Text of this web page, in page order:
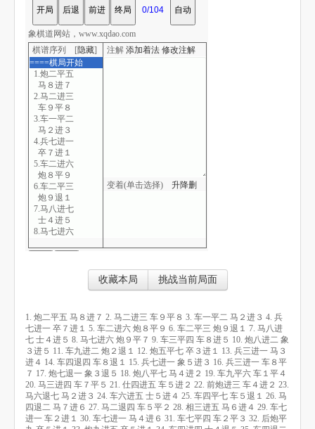
棋谱序列 [隐藏]
====棋局开始
1.炮二平五
马８进７
2.马二进三
车９平８
3.车一平二
马２进３
4.兵七进一
卒７进１
5.车二进六
炮８平９
6.车二平三
炮９退１
7.马八进七
士４进５
8.马七进六
9.车三平四
12.炮五平七
卒３进１
13.兵三进一
马３进４
14.车四退四
车８退１
15.兵七进一
象５进３
16.兵三进一
车８平７
注解 添加着法 修改注解
变着(单击选择) 升降删
象棋道网站，www.xqdao.com
收藏本局 挑战当前局面
1. 炮二平五 马８进７ 2. 马二进三 车９平８ 3. 车一平二 马２进３ 4. 兵
七进一 卒７进１ 5. 车二进六 炮８平９ 6. 车二平三 炮９退１ 7. 马八进
七 士４进５ 8. 马七进六 炮９平７ 9. 车三平四 车８进５ 10. 炮八进二 象
３进５ 11. 车九进二 炮２退１ 12. 炮五平七 卒３进１ 13. 兵三进一 马３
进４ 14. 车四退四 车８退１ 15. 兵七进一 象５进３ 16. 兵三进一 车８平
７ 17. 炮七退一 象３退５ 18. 炮八平七 马４进２ 19. 车九平六 车１平４
20. 马三进四 车７平５ 21. 仕四进五 车５进２ 22. 前炮进三 车４进２ 23.
马六退七 马２进３ 24. 车六进五 士５进４ 25. 车四平七 车５退１ 26. 马
四退二 马７进６ 27. 马二退四 车５平２ 28. 相三进五 马６进４ 29. 车七
进一 车２进１ 30. 车七进一 马４进６ 31. 车七平四 车２平３ 32. 后炮平